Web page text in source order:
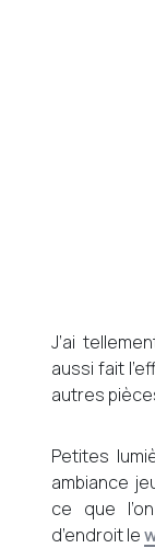
J’ai
aussi fait
autres
Petites
ambiance
ce que
d’endroit le